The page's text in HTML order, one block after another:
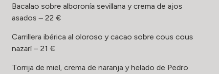
Bacalao sobre alboronía sevillana y crema de ajos
asados – 22 €
Carrillera ibérica al oloroso y cacao sobre cous cous
nazarí – 21 €
Torrija de miel, crema de naranja y helado de Pedro